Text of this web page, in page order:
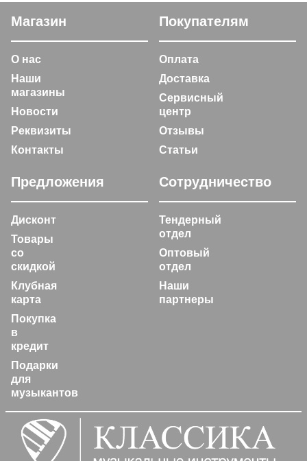
Магазин
О нас
Наши
магазины
Новости
Реквизиты
Контакты
Покупателям
Оплата
Доставка
Сервисный
центр
Отзывы
Статьи
Предложения
Дисконт
Товары
со
скидкой
Клубная
карта
Покупка
в
кредит
Подарки
для
музыкантов
Сотрудничество
Тендерный
отдел
Оптовый
отдел
Наши
партнеры